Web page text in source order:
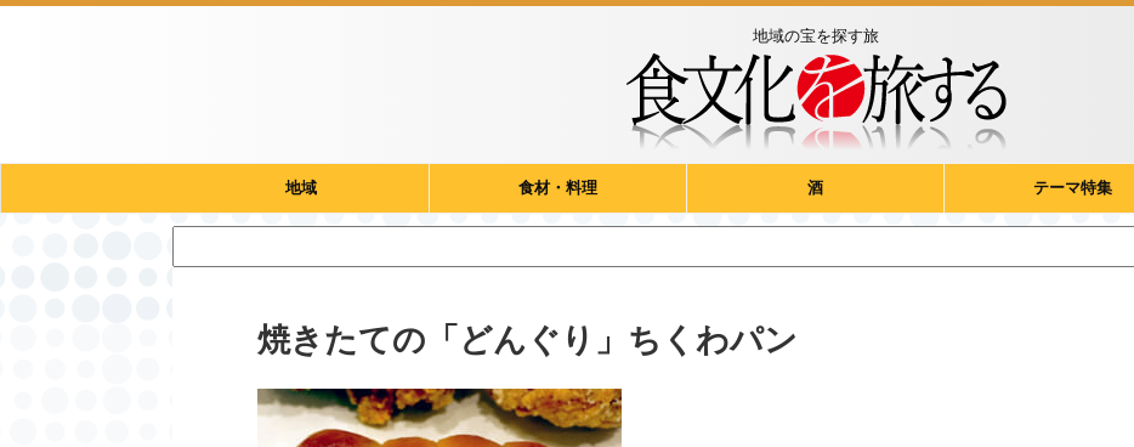
地域の宝を探す旅
地域 食材・料理 酒 テーマ特集
焼きたての「どんぐり」ちくわパン